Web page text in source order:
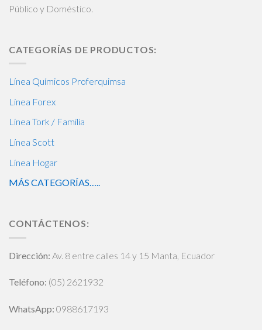
Público y Doméstico.
CATEGORÍAS DE PRODUCTOS:
Línea Químicos Proferquimsa
Línea Forex
Línea Tork / Familia
Línea Scott
Línea Hogar
MÁS CATEGORÍAS…..
CONTÁCTENOS:
Dirección: Av. 8 entre calles 14 y 15 Manta, Ecuador
Teléfono: (05) 2621932
WhatsApp: 0988617193